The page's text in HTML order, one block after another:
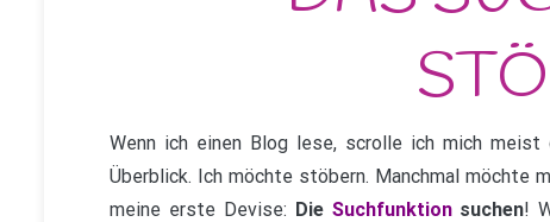
Wenn ich einen Blog lese, scrolle ich mich
Überblick. Ich möchte stöbern. Manchmal möchte
meine erste Devise: Die Suchfunktionsuchen!